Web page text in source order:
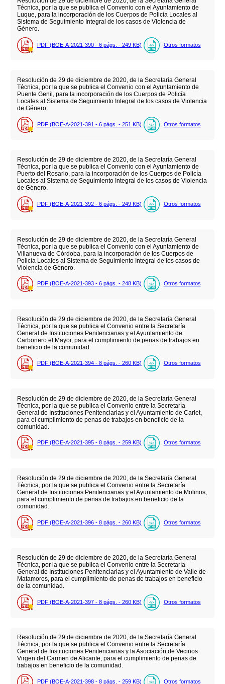
Técnica, por la que se publica el Convenio con el Ayuntamiento de
Luque, para la incorporación de los Cuerpos de Policía Locales al
Sistema de Seguimiento Integral de los casos de Violencia de
Género.
PDF (BOE-A-2021-390 - 6 págs. - 249 KB) Otros formatos
Resolución de 29 de diciembre de 2020, de la Secretaría General
Técnica, por la que se publica el Convenio con el Ayuntamiento de
Puente Genil, para la incorporación de los Cuerpos de Policía
Locales al Sistema de Seguimiento Integral de los casos de Violencia
de Género.
PDF (BOE-A-2021-391 - 6 págs. - 251 KB) Otros formatos
Resolución de 29 de diciembre de 2020, de la Secretaría General
Técnica, por la que se publica el Convenio con el Ayuntamiento de
Puerto del Rosario, para la incorporación de los Cuerpos de Policía
Locales al Sistema de Seguimiento Integral de los casos de Violencia
de Género.
PDF (BOE-A-2021-392 - 6 págs. - 249 KB) Otros formatos
Resolución de 29 de diciembre de 2020, de la Secretaría General
Técnica, por la que se publica el Convenio con el Ayuntamiento de
Villanueva de Córdoba, para la incorporación de los Cuerpos de
Policía Locales al Sistema de Seguimiento Integral de los casos de
Violencia de Género.
PDF (BOE-A-2021-393 - 6 págs. - 248 KB) Otros formatos
Resolución de 29 de diciembre de 2020, de la Secretaría General
Técnica, por la que se publica el Convenio entre la Secretaría
General de Instituciones Penitenciarias y el Ayuntamiento de
Carbonero el Mayor, para el cumplimiento de penas de trabajos en
beneficio de la comunidad.
PDF (BOE-A-2021-394 - 8 págs. - 260 KB) Otros formatos
Resolución de 29 de diciembre de 2020, de la Secretaría General
Técnica, por la que se publica el Convenio entre la Secretaría
General de Instituciones Penitenciarias y el Ayuntamiento de Carlet,
para el cumplimiento de penas de trabajos en beneficio de la
comunidad.
PDF (BOE-A-2021-395 - 8 págs. - 259 KB) Otros formatos
Resolución de 29 de diciembre de 2020, de la Secretaría General
Técnica, por la que se publica el Convenio entre la Secretaría
General de Instituciones Penitenciarias y el Ayuntamiento de Molinos,
para el cumplimiento de penas de trabajos en beneficio de la
comunidad.
PDF (BOE-A-2021-396 - 8 págs. - 260 KB) Otros formatos
Resolución de 29 de diciembre de 2020, de la Secretaría General
Técnica, por la que se publica el Convenio entre la Secretaría
General de Instituciones Penitenciarias y el Ayuntamiento de Valle de
Matamoros, para el cumplimiento de penas de trabajos en beneficio
de la comunidad.
PDF (BOE-A-2021-397 - 8 págs. - 260 KB) Otros formatos
Resolución de 29 de diciembre de 2020, de la Secretaría General
Técnica, por la que se publica el Convenio entre la Secretaría
General de Instituciones Penitenciarias y la Asociación de Vecinos
Virgen del Carmen de Alicante, para el cumplimiento de penas de
trabajos en beneficio de la comunidad.
PDF (BOE-A-2021-398 - 8 págs. - 259 KB) Otros formatos